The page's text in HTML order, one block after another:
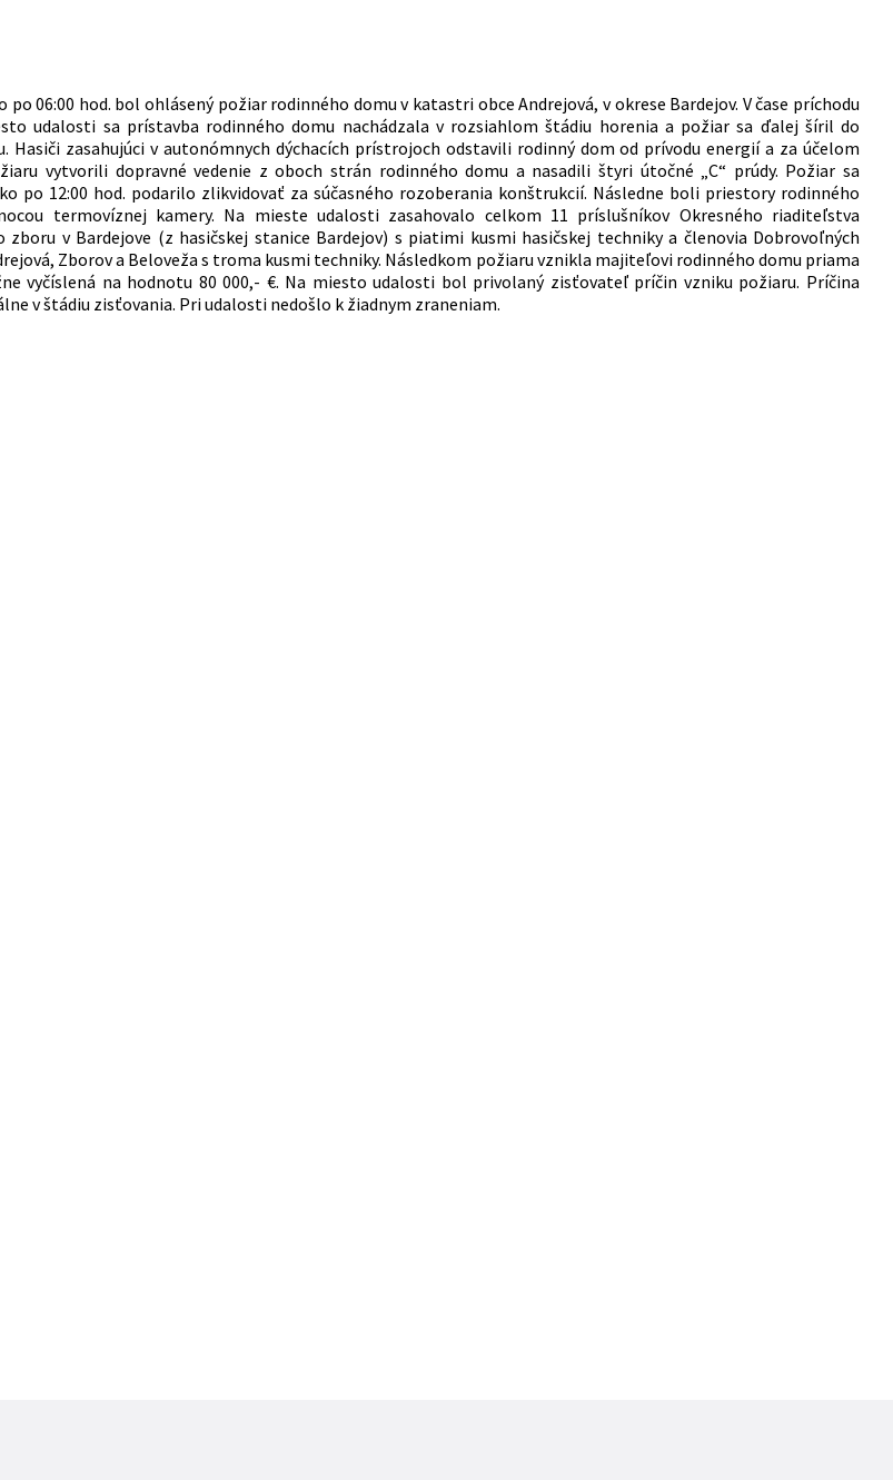
po 06:00 hod. bol ohlásený požiar rodinného domu v katastri obce Andrejová, v okrese Bardejov. V čase príchodu
udalosti sa prístavba rodinného domu nachádzala v rozsiahlom štádiu horenia a požiar sa ďalej šíril do
Hasiči zasahujúci v autonómnych dýchacích prístrojoch odstavili rodinný dom od prívodu energií a za účelom
vytvorili dopravné vedenie z oboch strán rodinného domu a nasadili štyri útočné „C“ prúdy. Požiar sa
po 12:00 hod. podarilo zlikvidovať za súčasného rozoberania konštrukcií. Následne boli priestory rodinného
termovíznej kamery. Na mieste udalosti zasahovalo celkom 11 príslušníkov Okresného riaditeľstva
zboru v Bardejove (z hasičskej stanice Bardejov) s piatimi kusmi hasičskej techniky a členovia Dobrovoľných
Zborov a Beloveža s troma kusmi techniky. Následkom požiaru vznikla majiteľovi rodinného domu priama
vyčíslená na hodnotu 80 000,- €. Na miesto udalosti bol privolaný zisťovateľ príčin vzniku požiaru. Príčina
v štádiu zisťovania. Pri udalosti nedošlo k žiadnym zraneniam.